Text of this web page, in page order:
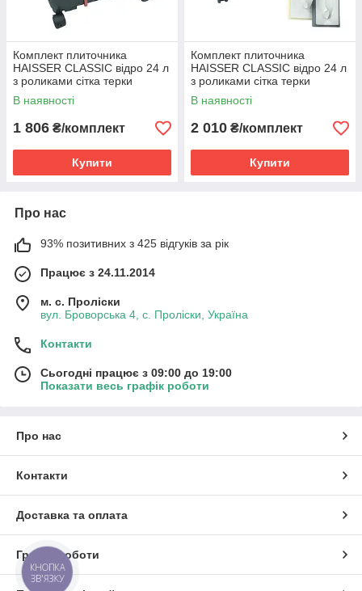
Комплект плиточника
HAISSER CLASSIC відро 24 л
з роликами сітка терки
120х260 губка гумова
В наявності
1 806 ₴/комплект
Купити
Комплект плиточника
HAISSER CLASSIC відро 24 л
з роликами сітка терки
140х270 губчаста 100х245
гумова
В наявності
2 010 ₴/комплект
Купити
Про нас
93% позитивних з 425 відгуків за рік
Працює з 24.11.2014
м. с. Проліски
вул. Броворська 4, с. Проліски, Україна
Контакти
Сьогодні працює з 09:00 до 19:00
Показати весь графік роботи
Про нас
Контакти
Доставка та оплата
Графік роботи
КНОПКА
ЗВ'ЯЗКУ